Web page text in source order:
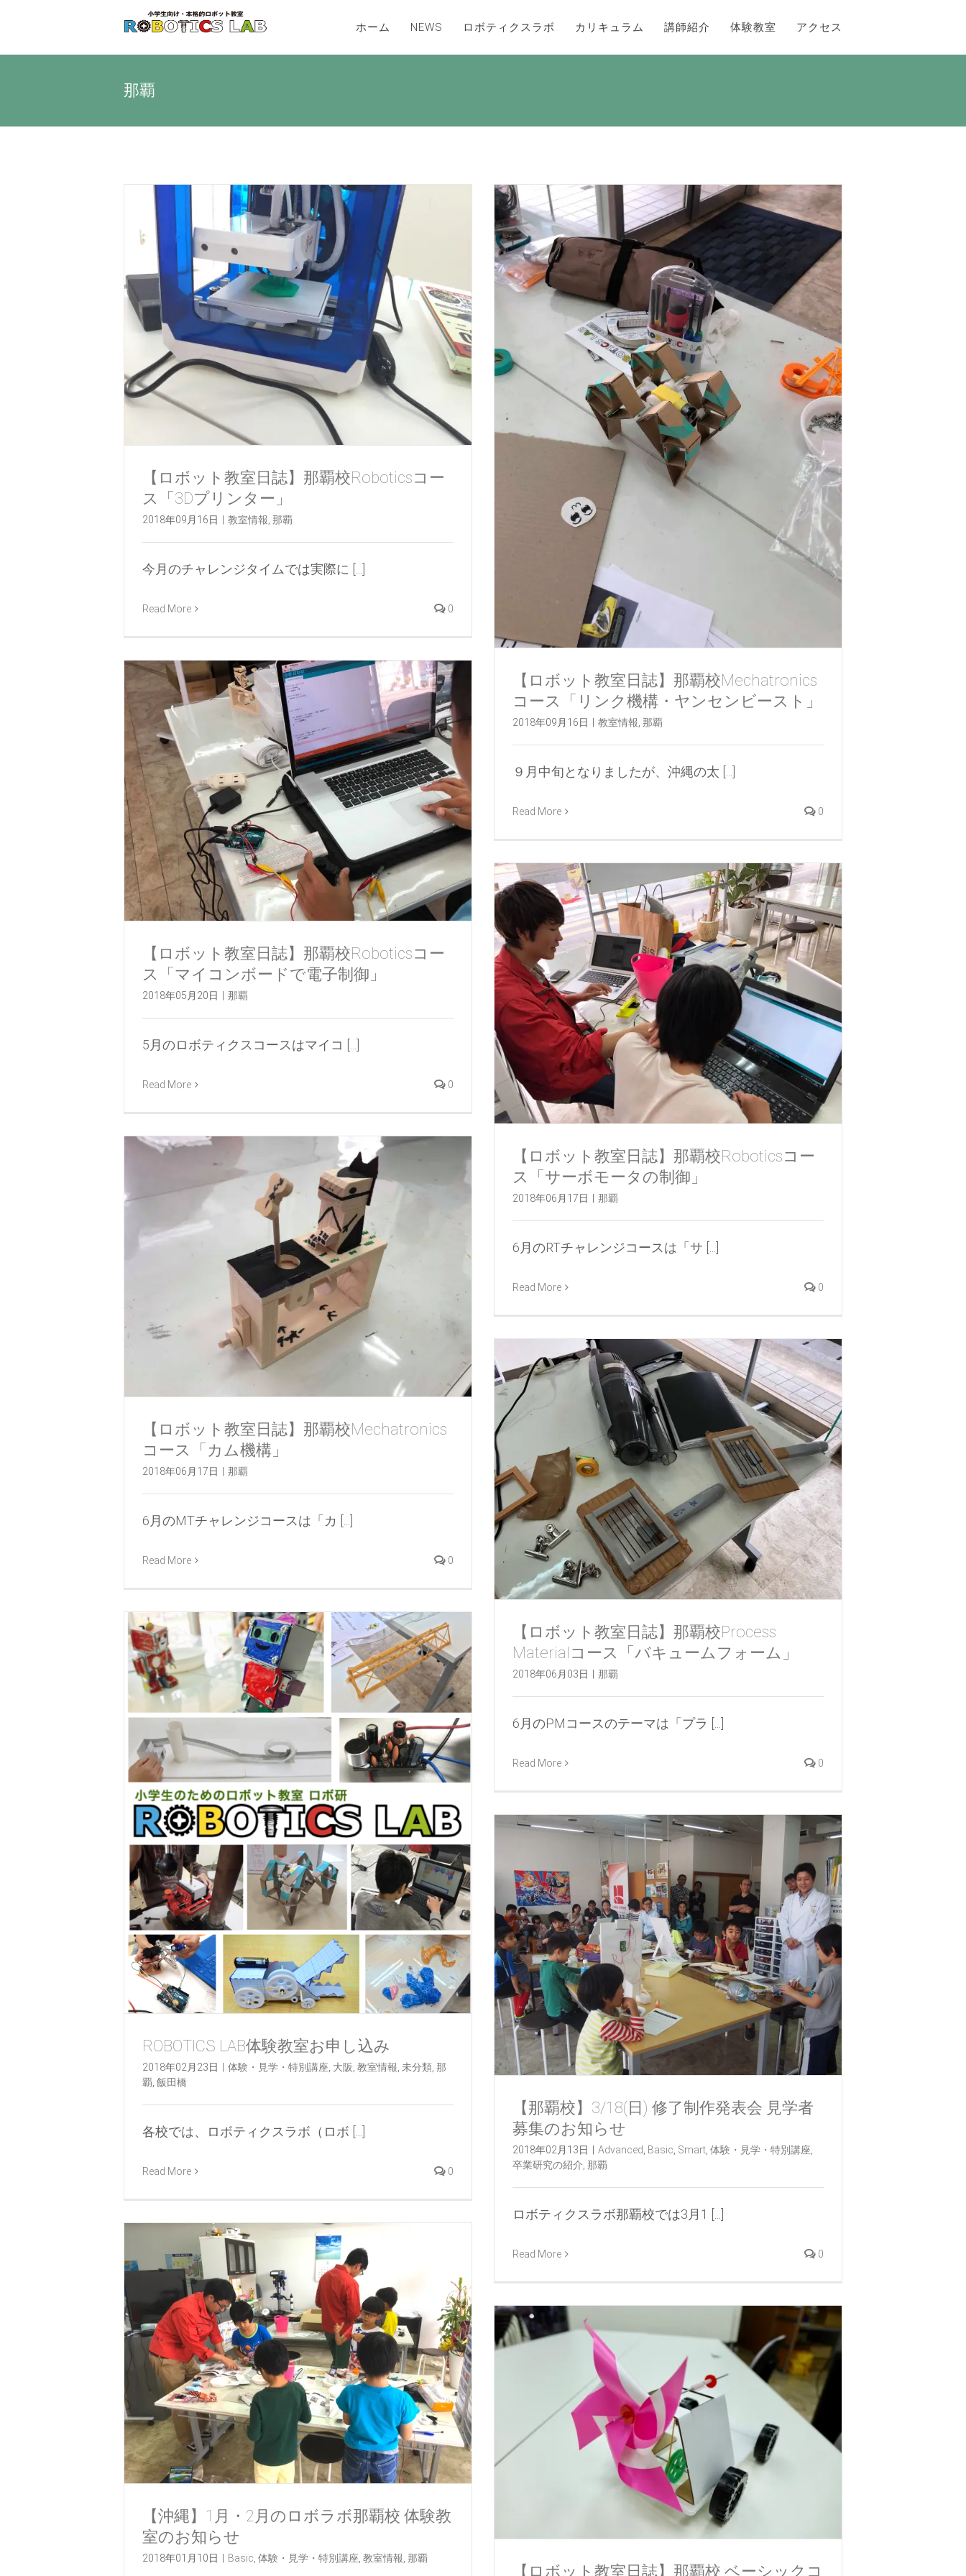
ホーム NEWS ロボティクスラボ カリキュラム 講師紹介 体験教室 アクセス
那覇
【ロボット教室日誌】那覇校Roboticsコー
ス「3Dプリンター」
2018年09月16日 教室情報, 那覇
今月のチャレンジタイムでは実際に [...]
Read More 0
【ロボット教室日誌】那覇校Mechatronics
コース「リンク機構・ヤンセンビースト」
2018年09月16日 教室情報 那覇
９月中旬となりましたが、沖縄の太 [...]
Read More 0
【ロボット教室日誌】那覇校Roboticsコー
ス「マイコンボードで電子制御」
2018年05月20日 那覇
5月のロボティクスコースはマイコ [...]
Read More 0
【ロボット教室日誌】那覇校Roboticsコー
ス「サーボモータの制御」
2018年06月17日 那覇
6月のRTチャレンジコースは「サ [...]
Read More 0
【ロボット教室日誌】那覇校Mechatronics
コース「カム機構」
2018年06月17日 那覇
6月のMTチャレンジコースは「カ [...]
Read More 0
【ロボット教室日誌】那覇校Process
Materialコース「バキュームフォーム」
2018年06月03日 那覇
6月のPMコースのテーマは「プラ [...]
Read More 0
ROBOTICS LAB体験教室お申し込み
2018年02月23日 体験・見学・特別講座, 大阪, 教室情報, 未分類, 那
覇, 飯田橋
各校では、ロボティクスラボ（ロボ [...]
Read More 0
【那覇校】3/18(日) 修了制作発表会 見学者
募集のお知らせ
2018年02月13日 Advanced, Basic, Smart, 体験・見学・特別講座,
卒業研究の紹介, 那覇
ロボティクスラボ那覇校では3月1 [...]
Read More 0
【沖縄】1月・2月のロボラボ那覇校 体験教
室のお知らせ
2018年01月10日 Basic, 体験・見学・特別講座, 教室情報, 那覇
【ロボット教室日誌】那覇校 ベーシックコ